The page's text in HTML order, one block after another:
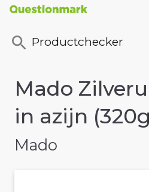
Productchecker
Mado
in azijn
Mado